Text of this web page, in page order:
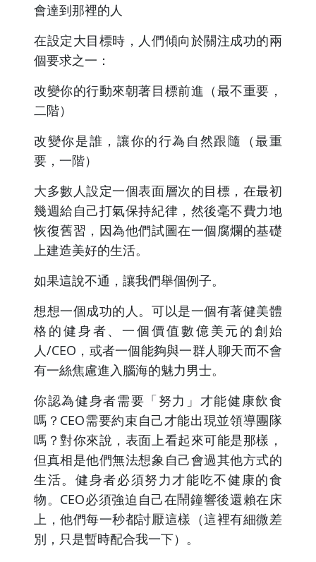
會達到那裡的人
在設定大目標時，人們傾向於關注成功的兩
個要求之一：
改變你的行動來朝著目標前進（最不重要，
二階）
改變你是誰，讓你的行為自然跟隨（最重
要，一階）
大多數人設定一個表面層次的目標，在最初
幾週給自己打氣保持紀律，然後毫不費力地
恢復舊習，因為他們試圖在一個腐爛的基礎
上建造美好的生活。
如果這說不通，讓我們舉個例子。
想想一個成功的人。可以是一個有著健美體
格的健身者、一個價值數億美元的創始
人/CEO，或者一個能夠與一群人聊天而不會
有一絲焦慮進入腦海的魅力男士。
你認為健身者需要「努力」才能健康飲食
嗎？CEO需要約束自己才能出現並領導團隊
嗎？對你來說，表面上看起來可能是那樣，
但真相是他們無法想象自己會過其他方式的
生活。健身者必須努力才能吃不健康的食
物。CEO必須強迫自己在鬧鐘響後還賴在床
上，他們每一秒都討厭這樣（這裡有細微差
別，只是暫時配合我一下）。